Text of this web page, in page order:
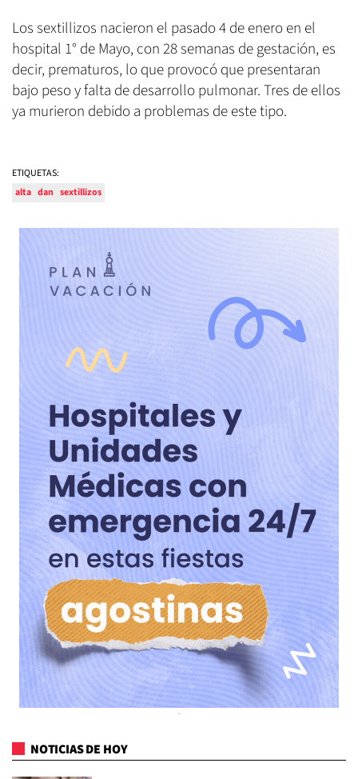
Los sextillizos nacieron el pasado 4 de enero en el
hospital 1° de Mayo, con 28 semanas de gestación, es
decir, prematuros, lo que provocó que presentaran
bajo peso y falta de desarrollo pulmonar. Tres de ellos
ya murieron debido a problemas de este tipo.
ETIQUETAS:
alta dan sextillizos
NOTICIAS DE HOY